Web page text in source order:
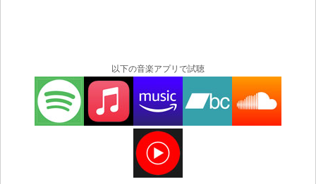
以下の音楽アプリで試聴